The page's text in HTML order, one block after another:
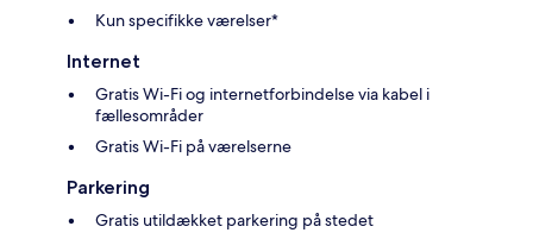
Kun specifikke værelser*
Internet
Gratis Wi-Fi og internetforbindelse via kabel i
fællesområder
Gratis Wi-Fi på værelserne
Parkering
Gratis utildækket parkering på stedet